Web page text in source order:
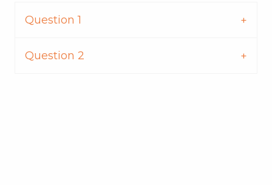
Question 1
Question 2